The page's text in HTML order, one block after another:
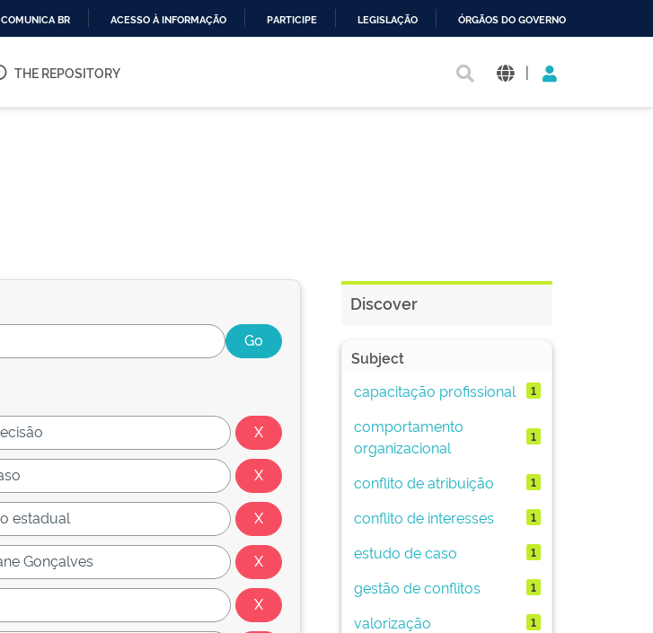
O
COMUNICA BR ACESSO À INFORMAÇÃO PARTICIPE LEGISLAÇÃO ÓRGÃOS DO GOVERNO
THE REPOSITORY |
Discover
Subject
capacitação profissional
1
comportamento
organizacional
1
conflito de atribuição 1
conflito de interesses 1
estudo de caso 1
gestão de conflitos 1
valorização 1